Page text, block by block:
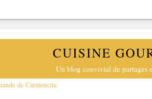
CUISINE
Un blog convivial de partages